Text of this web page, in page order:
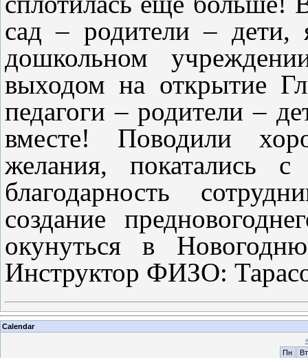
сад – родители – дети,
дошкольном
выходом на открытие
педагоги – родители –
вместе! Поводили
желания, покатались
благодарность
создание
окунуться в
Инструктор ФИЗО:
Calendar
Пн
Вт